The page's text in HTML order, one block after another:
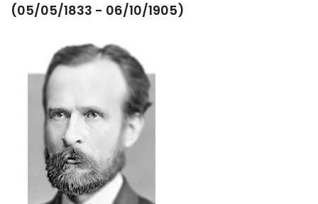
(05/05/1833 - 06/10/1905)